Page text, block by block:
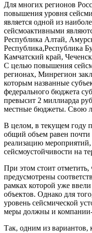
Для многих регионов
повышения уровня
является одной из
сейсмоактивными
Республика Алтай,
Республика,Республика
Камчатский край,
С целью повышения
регионах, Минрегион
которым названные
федерального бюджета
превысит 2 миллиарда
местные бюджеты. Свою
В целом, в текущем году
общий объем равен
реализацию
сейсмоустойчивости на
При этом стоит
предусмотрены
рамках которой уже
объектов. Однако для
уровень сейсмической
меры должны и
Так, одним из вариантов,